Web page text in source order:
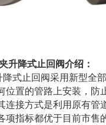
升降式止回阀介绍：
降式止回阀采用新型全
位置的管路上安装，防
连接方式是利用原有管
项指标都优于目前市售